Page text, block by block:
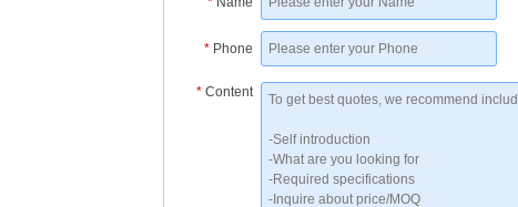
* Phone
* Content